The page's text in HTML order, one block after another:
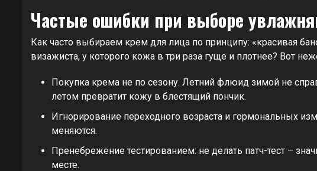
Частые ошибки при выборе
Как часто выбираем крем для лица по принципу: «красивая
визажиста, у которого кожа в три раза гуще и плотнее? Вот
Покупка крема не по сезону. Летний флюид зимой не
летом превратит кожу в блестящий пончик.
Игнорирование переходного возраста и гормональных
меняются.
Пренебрежение тестированием: не делать патч-тест –
месте.